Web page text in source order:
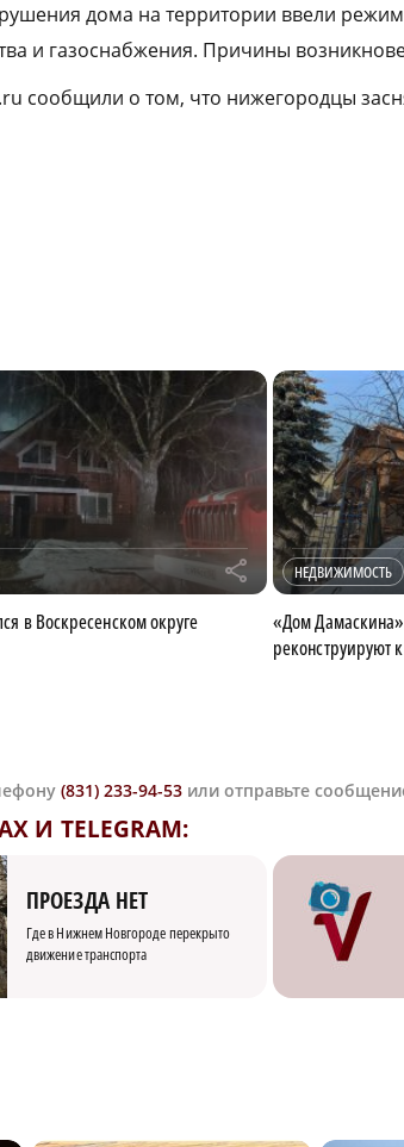
дома на территории ввели
и газоснабжения. Причины
сообщили о том, что нижегородцы
r
в Воскресенском округе
НЕДВИЖИМОСТЬ
«Дом
реконструируют
(831) 233-94-53 или отправьте
TELEGRAM:
ПРОЕЗДА НЕТ
Где в Нижнем Новгороде перекрыто
движение транспорта